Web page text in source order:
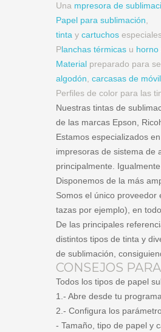
Una mpresora de
Papel para sublimación,
tinta y cartuchos
Planchas térmicas u horno
Material preparado para
algodón, carcasas de móvil
Perfiles de color para las
Nuestras tintas de
de las marcas Epson,
Estamos especializados
impresoras de sistema de
principalmente.
Disponemos de la más
Somos el único
tazas por ejemplo), en
De las principales
distintos tipos de tinta y
de sublimación,
CONSEJOS
Todos los tipos de papel
1.- Abre desde tu
2.- Configura los
- Tamaño, tipo de papel y